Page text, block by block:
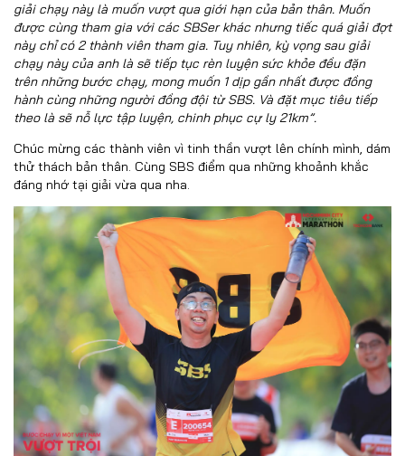
giải chạy này là muốn vượt qua giới hạn của bản thân. Muốn
được cùng tham gia với các SBSer khác nhưng tiếc quá giải đợt
này chỉ có 2 thành viên tham gia. Tuy nhiên, kỳ vọng sau giải
chạy này của anh là sẽ tiếp tục rèn luyện sức khỏe đều đặn
trên những bước chạy, mong muốn 1 dịp gần nhất được đồng
hành cùng những người đồng đội từ SBS. Và đặt mục tiêu tiếp
theo là sẽ nỗ lực tập luyện, chinh phục cự ly 21km”.
Chúc mừng các thành viên vì tinh thần vượt lên chính mình, dám
thử thách bản thân. Cùng SBS điểm qua những khoảnh khắc
đáng nhớ tại giải vừa qua nha.